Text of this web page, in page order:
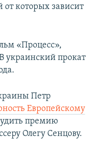
которых зависит
«Процесс»,
украинский прокат
Петр
Европейскому
премию
Олегу Сенцову.